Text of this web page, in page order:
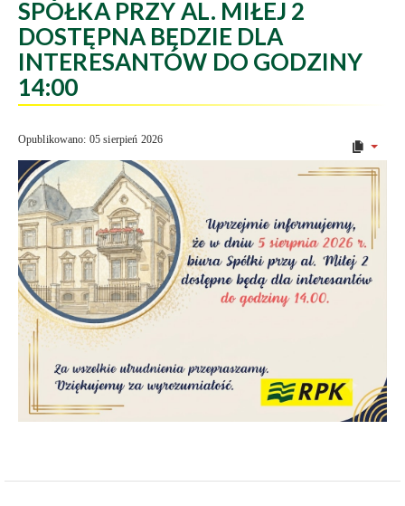
SPÓŁKA PRZY AL. MIŁEJ 2
DOSTĘPNA BĘDZIE DLA
INTERESANTÓW DO GODZINY
14:00
Opublikowano: 05 sierpień 2026